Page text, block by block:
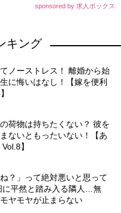
sponsored by 求人ボックス
キング
ノーストレス！ 離婚から始
に悔いはなし！【嫁を便利
荷物は持ちたくない？ 彼を
ないともったいない！【あ
】
？」って絶対悪いと思って
平然と踏み入る隣人…無
ヤモヤが止まらない